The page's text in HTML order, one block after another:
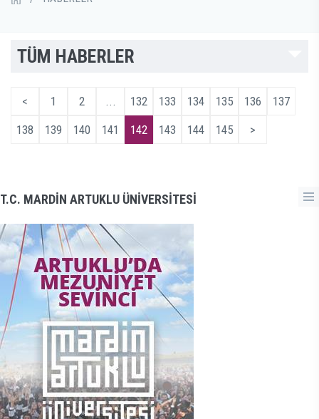
TÜM HABERLER
< 1 2 132 133 134 135 136
137
138
139 140 141 142 143 144 145 >
T.C. MARDİN ARTUKLU ÜNİVERSİTESİ